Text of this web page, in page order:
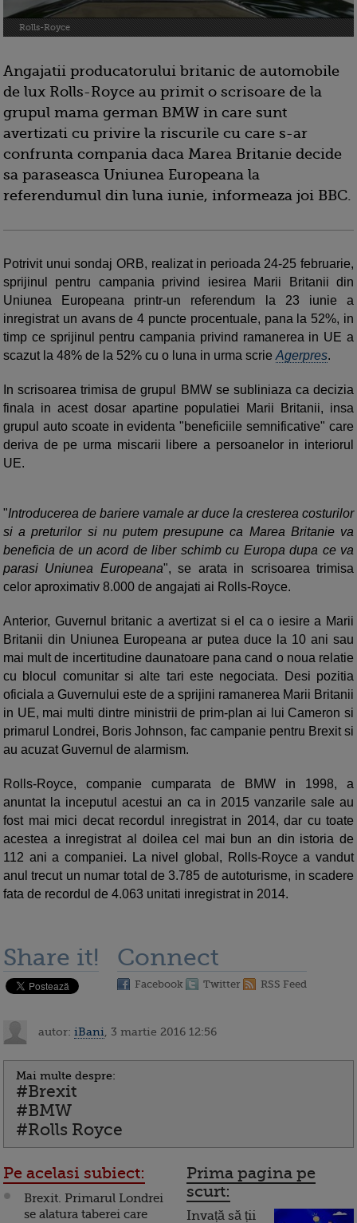
Rolls-Royce
Angajatii producatorului britanic de automobile
de lux Rolls-Royce au primit o scrisoare de la
grupul mama german BMW in care sunt
avertizati cu privire la riscurile cu care s-ar
confrunta compania daca Marea Britanie decide
sa paraseasca Uniunea Europeana la
referendumul din luna iunie, informeaza joi BBC.
Potrivit unui sondaj ORB, realizat in perioada 24-25 februarie,
sprijinul pentru campania privind iesirea Marii Britanii din
Uniunea Europeana printr-un referendum la 23 iunie a
inregistrat un avans de 4 puncte procentuale, pana la 52%, in
timp ce sprijinul pentru campania privind ramanerea in UE a
scazut la 48% de la 52% cu o luna in urma scrie Agerpres.
In scrisoarea trimisa de grupul BMW se subliniaza ca decizia
finala in acest dosar apartine populatiei Marii Britanii, insa
grupul auto scoate in evidenta "beneficiile semnificative" care
deriva de pe urma miscarii libere a persoanelor in interiorul
UE.
"Introducerea de bariere vamale ar duce la cresterea costurilor
si a preturilor si nu putem presupune ca Marea Britanie va
beneficia de un acord de liber schimb cu Europa dupa ce va
parasi Uniunea Europeana", se arata in scrisoarea trimisa
celor aproximativ 8.000 de angajati ai Rolls-Royce.
Anterior, Guvernul britanic a avertizat si el ca o iesire a Marii
Britanii din Uniunea Europeana ar putea duce la 10 ani sau
mai mult de incertitudine daunatoare pana cand o noua relatie
cu blocul comunitar si alte tari este negociata. Desi pozitia
oficiala a Guvernului este de a sprijini ramanerea Marii Britanii
in UE, mai multi dintre ministrii de prim-plan ai lui Cameron si
primarul Londrei, Boris Johnson, fac campanie pentru Brexit si
au acuzat Guvernul de alarmism.
Rolls-Royce, companie cumparata de BMW in 1998, a
anuntat la inceputul acestui an ca in 2015 vanzarile sale au
fost mai mici decat recordul inregistrat in 2014, dar cu toate
acestea a inregistrat al doilea cel mai bun an din istoria de
112 ani a companiei. La nivel global, Rolls-Royce a vandut
anul trecut un numar total de 3.785 de autoturisme, in scadere
fata de recordul de 4.063 unitati inregistrat in 2014.
Share it! Connect
Facebook Twitter RSS Feed
autor: iBani , 3 martie 2016 12:56
Mai multe despre:
#Brexit
#BMW
#Rolls Royce
Pe acelasi subiect:
Brexit. Primarul Londrei
se alatura taberei care
Prima pagina pe
scurt:
Invață să ții